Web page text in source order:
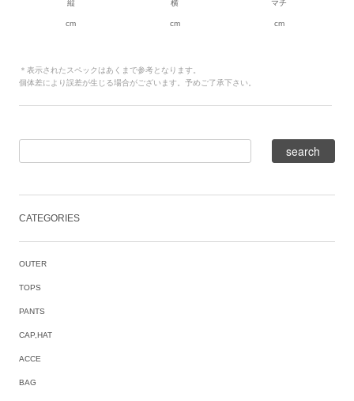
縦 横 マチ
cm cm cm
＊表示されたスペックはあくまで参考となります。
個体差により誤差が生じる場合がございます。予めご了承下さい。
CATEGORIES
OUTER
TOPS
PANTS
CAP,HAT
ACCE
BAG